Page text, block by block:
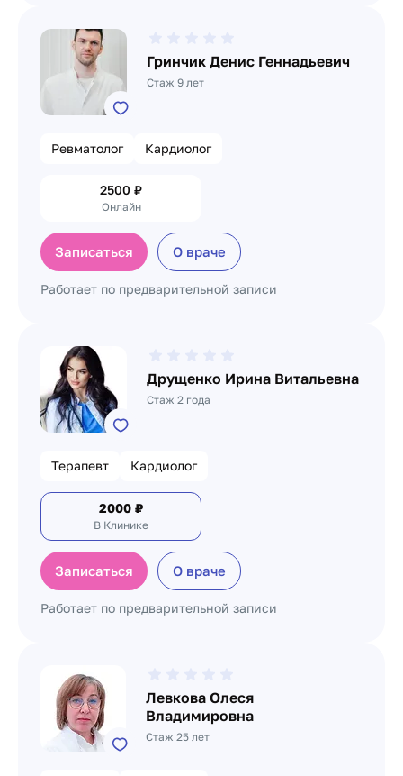
Гринчик Денис Геннадьевич
Стаж 9 лет
Ревматолог Кардиолог
2500 ₽
Онлайн
Записаться О враче
Работает по предварительной записи
Друщенко Ирина Витальевна
Стаж 2 года
Терапевт Кардиолог
2000 ₽
В Клинике
Записаться О враче
Работает по предварительной записи
Левкова Олеся
Владимировна
Стаж 25 лет